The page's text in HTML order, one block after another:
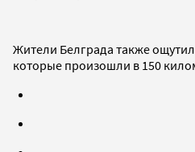
Жители Белграда также
которые произошли в 150